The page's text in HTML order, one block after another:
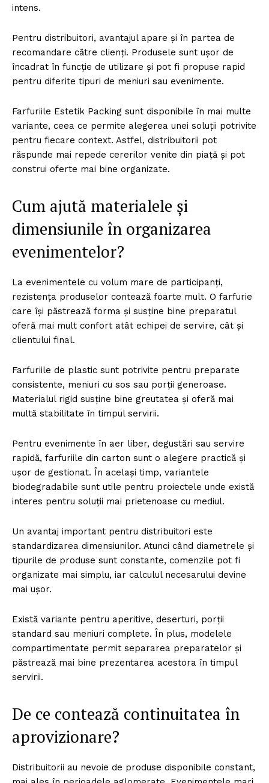
intens.
Pentru distribuitori, avantajul apare și în partea de
recomandare către clienți. Produsele sunt ușor de
încadrat în funcție de utilizare și pot fi propuse rapid
pentru diferite tipuri de meniuri sau evenimente.
Farfuriile Estetik Packing sunt disponibile în mai multe
variante, ceea ce permite alegerea unei soluții potrivite
pentru fiecare context. Astfel, distribuitorii pot
răspunde mai repede cererilor venite din piață și pot
construi oferte mai bine organizate.
Cum ajută materialele și
dimensiunile în organizarea
evenimentelor?
La evenimentele cu volum mare de participanți,
rezistența produselor contează foarte mult. O farfurie
care își păstrează forma și susține bine preparatul
oferă mai mult confort atât echipei de servire, cât și
clientului final.
Farfuriile de plastic sunt potrivite pentru preparate
consistente, meniuri cu sos sau porții generoase.
Materialul rigid susține bine greutatea și oferă mai
multă stabilitate în timpul servirii.
Pentru evenimente în aer liber, degustări sau servire
rapidă, farfuriile din carton sunt o alegere practică și
ușor de gestionat. În același timp, variantele
biodegradabile sunt utile pentru proiectele unde există
interes pentru soluții mai prietenoase cu mediul.
Un avantaj important pentru distribuitori este
standardizarea dimensiunilor. Atunci când diametrele și
tipurile de produse sunt constante, comenzile pot fi
organizate mai simplu, iar calculul necesarului devine
mai ușor.
Există variante pentru aperitive, deserturi, porții
standard sau meniuri complete. În plus, modelele
compartimentate permit separarea preparatelor și
păstrează mai bine prezentarea acestora în timpul
servirii.
De ce contează continuitatea în
aprovizionare?
Distribuitorii au nevoie de produse disponibile constant,